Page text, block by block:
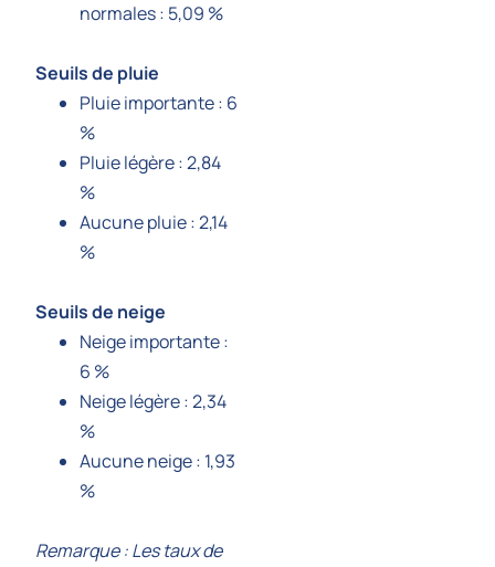
normales : 5,09 %
Seuils de pluie
Pluie importante : 6
%
Pluie légère : 2,84
%
Aucune pluie : 2,14
%
Seuils de neige
Neige importante :
6 %
Neige légère : 2,34
%
Aucune neige : 1,93
%
Remarque : Les taux de